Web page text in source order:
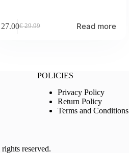
€29.99
Original
Current
Read more
POLICIES
Privacy Policy
Return Policy
Terms and Conditions
reserved.